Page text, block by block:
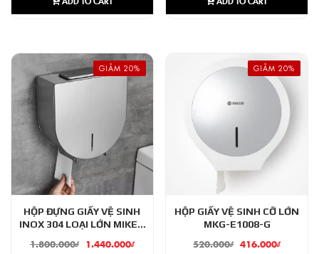
GIẢM 20%
HỘP ĐỰNG GIẤY VỆ SINH
INOX 304 LOẠI LỚN MIKEN
1.800.000₫ 1.440.000₫
GIẢM 20%
HỘP GIẤY VỆ SINH CỠ LỚN
MKG-E1008-G
520.000₫ 416.000₫